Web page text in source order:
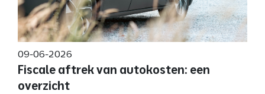
09-06-2026
Fiscale aftrek van autokosten: een
overzicht